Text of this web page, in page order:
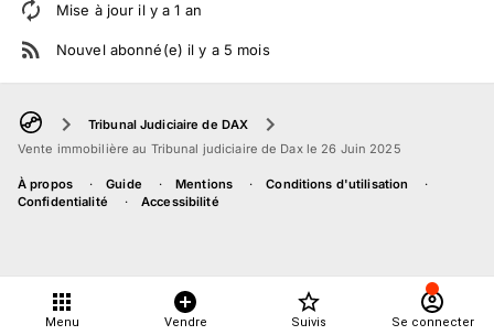
Mise à jour il y a1 an
Nouvel abonné(e) il y a 5 mois
Tribunal Judiciaire de DAX
Vente immobilière au Tribunal judiciaire de Dax le 26 Juin 2025
À propos Guide Mentions
Conditions d'utilisation
Confidentialité
Accessibilité
Menu Vendre Suivis Se connecter